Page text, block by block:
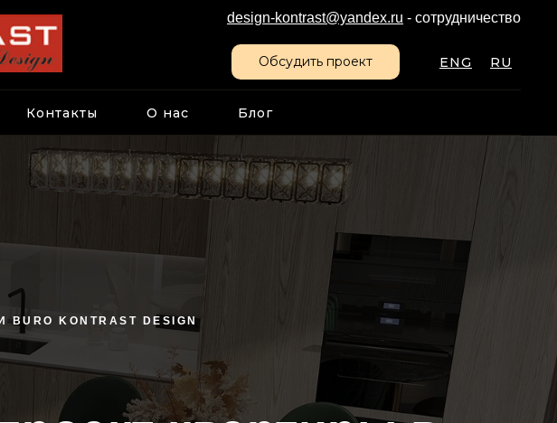
design-kontrast@yandex.ru - сотрудничество
Обсудить проект ENG RU
Контакты О нас Блог
KONTRAST DESIGN